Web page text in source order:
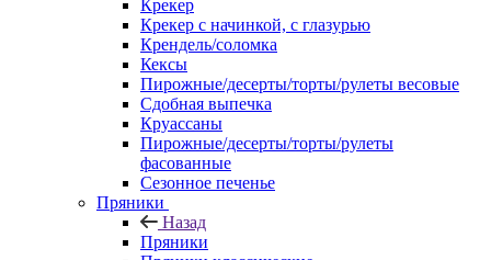
Крекер
Крекер с начинкой, с глазурью
Крендель/соломка
Кексы
Пирожные/десерты/торты/рулеты весовые
Сдобная выпечка
Круассаны
Пирожные/десерты/торты/рулеты
фасованные
Сезонное печенье
Пряники
Назад
Пряники